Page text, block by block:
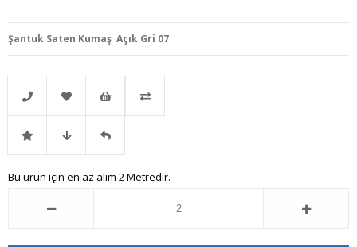
Şantuk Saten Kumaş Açık Gri 07
Telefonla
Sipariş
Favorilere
Ekle
İstek
Listeme
İndirimli Fiyat Gelince
Bu ürün için en az alım 2 Metredir.